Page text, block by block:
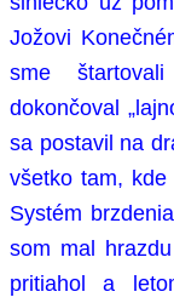
Jožovi
sme
dokončoval
sa postavil na
všetko tam,
Systém
som mal
pritiahol a